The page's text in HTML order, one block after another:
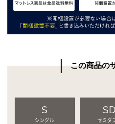
この商品の
S
シングル
SD
セミダ